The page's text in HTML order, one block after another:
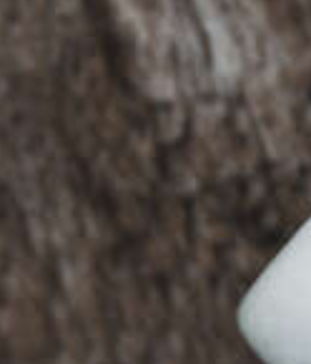
De
stijgt de
tijd flink